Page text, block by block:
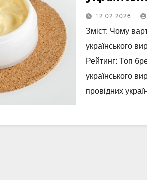
рейтинг
12.02.2026
Зміст: Чому
українського
Рейтинг: Топ
українського
провідних